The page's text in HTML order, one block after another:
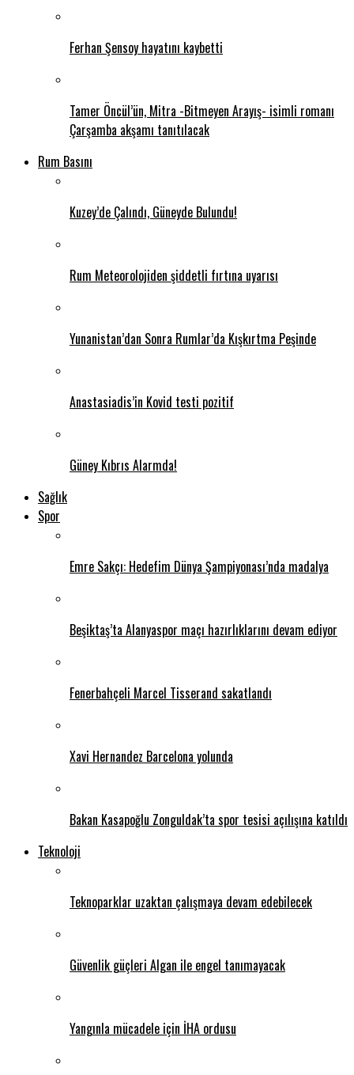
Ferhan Şensoy hayatını kaybetti
Tamer Öncül’ün, Mitra -Bitmeyen Arayış- isimli romanı
Çarşamba akşamı tanıtılacak
Rum Basını
Kuzey’de Çalındı, Güneyde Bulundu!
Rum Meteorolojiden şiddetli fırtına uyarısı
Yunanistan’dan Sonra Rumlar’da Kışkırtma Peşinde
Anastasiadis’in Kovid testi pozitif
Güney Kıbrıs Alarmda!
Sağlık
Spor
Emre Sakçı: Hedefim Dünya Şampiyonası’nda madalya
Beşiktaş’ta Alanyaspor maçı hazırlıklarını devam ediyor
Fenerbahçeli Marcel Tisserand sakatlandı
Xavi Hernandez Barcelona yolunda
Bakan Kasapoğlu Zonguldak’ta spor tesisi açılışına katıldı
Teknoloji
Teknoparklar uzaktan çalışmaya devam edebilecek
Güvenlik güçleri Algan ile engel tanımayacak
Yangınla mücadele için İHA ordusu